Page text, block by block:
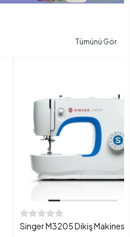
Tümünü Gör
Singer M3205 Dikiş Makinesi